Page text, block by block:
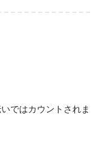
ではカウントされま